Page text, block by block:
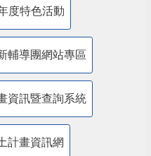
度特色活動
輔導團網站專區
資訊暨查詢系統
計畫資訊網